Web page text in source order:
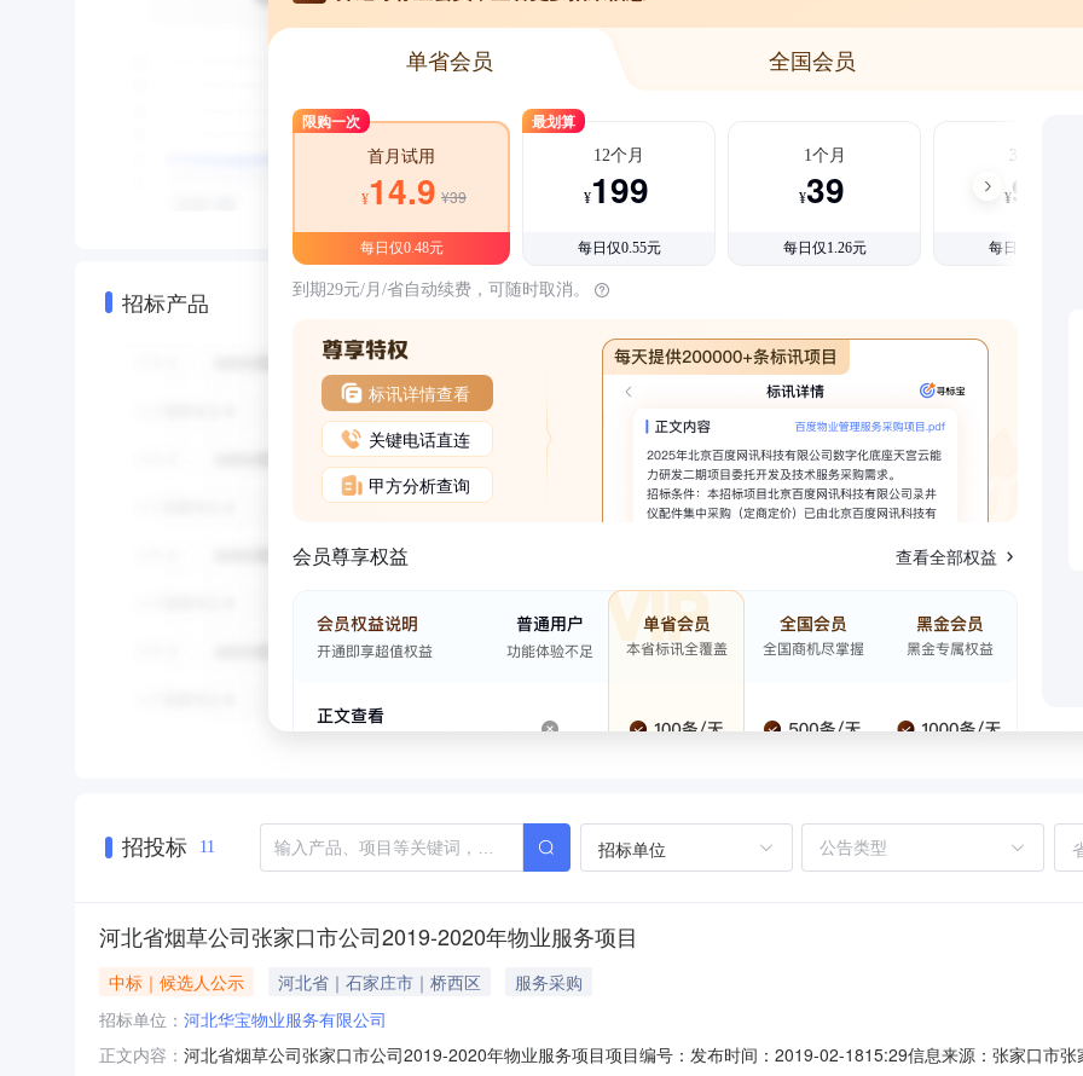
招标产品
单省会员 全国会员
限购一次
首月试用
¥14.9 ¥39
每日仅0.48元
最划算
12个月
¥199
每日仅0.55元
1个月
¥39
每日仅1.26元
3个月
¥99
每日仅1.08元
到期29元/月/省自动续费，可随时取消。
标讯详情查看
关键电话直连
甲方分析查询
会员尊享权益 查看全部权益
招投标 11 招标单位
河北省烟草公司张家口市公司2019-2020年物业服务项目
中标｜候选人公示 河北省｜石家庄市｜桥西区
服务采购
招标单位： 河北华宝物业服务有限公司
正文内容： 河北省烟草公司张家口市公司2019-2020年物业服务项目项目编号：发布时间：2019-02-1815:29信息来源：张家口市